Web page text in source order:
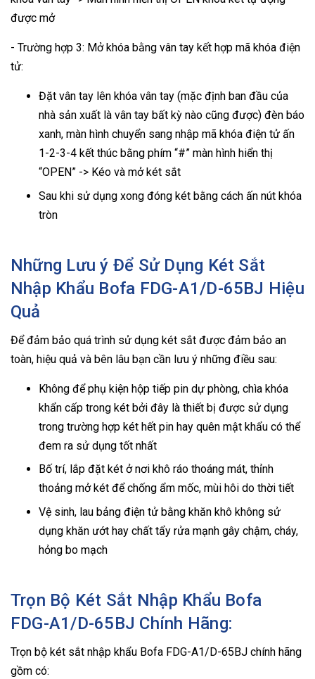
được mở
- Trường hợp 3: Mở khóa bằng vân tay kết hợp mã khóa điện
tử:
Đặt vân tay lên khóa vân tay (mặc định ban đầu của
nhà sản xuất là vân tay bất kỳ nào cũng được) đèn báo
xanh, màn hình chuyển sang nhập mã khóa điện tử ấn
1-2-3-4 kết thúc bằng phím “#” màn hình hiển thị
“OPEN” -> Kéo và mở két sắt
Sau khi sử dụng xong đóng két bằng cách ấn nút khóa
tròn
Những Lưu ý Để Sử Dụng Két Sắt
Nhập Khẩu Bofa FDG-A1/D-65BJ Hiệu
Quả
Để đảm bảo quá trình sử dụng két sắt được đảm bảo an
toàn, hiệu quả và bên lâu bạn cần lưu ý những điều sau:
Không để phụ kiện hộp tiếp pin dự phòng, chìa khóa
khẩn cấp trong két bởi đây là thiết bị được sử dụng
trong trường hợp két hết pin hay quên mật khẩu có thể
đem ra sử dụng tốt nhất
Bố trí, lắp đặt két ở nơi khô ráo thoáng mát, thỉnh
thoảng mở két để chống ẩm mốc, mùi hôi do thời tiết
Vệ sinh, lau bảng điện tử bằng khăn khô không sử
dụng khăn ướt hay chất tẩy rửa mạnh gây chậm, cháy,
hỏng bo mạch
Trọn Bộ Két Sắt Nhập Khẩu Bofa
FDG-A1/D-65BJ Chính Hãng:
Trọn bộ két sắt nhập khẩu Bofa FDG-A1/D-65BJ chính hãng
gồm có: